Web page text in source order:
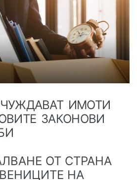
ИМОТИ
ЗАКОНОВИ
ОТ СТРАНА
НА